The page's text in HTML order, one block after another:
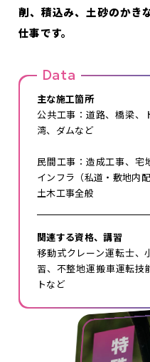
削、積込み、土砂のかき
仕事です。
Data
主な施工箇所
公共工事：道路、橋梁、
湾、ダムなど
民間工事：造成工事、宅
インフラ（私道・敷地内配
土木工事全般
関連する資格、講習
移動式クレーン運転士、
習、不整地運搬車運転技
トなど